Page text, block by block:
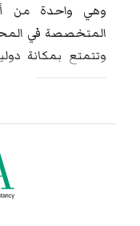
وهي واحدة من
وتتمتع بمكانة
ممارسات
تدريبية بمعايير
احتياجات
خلال هذا الاعتماد،